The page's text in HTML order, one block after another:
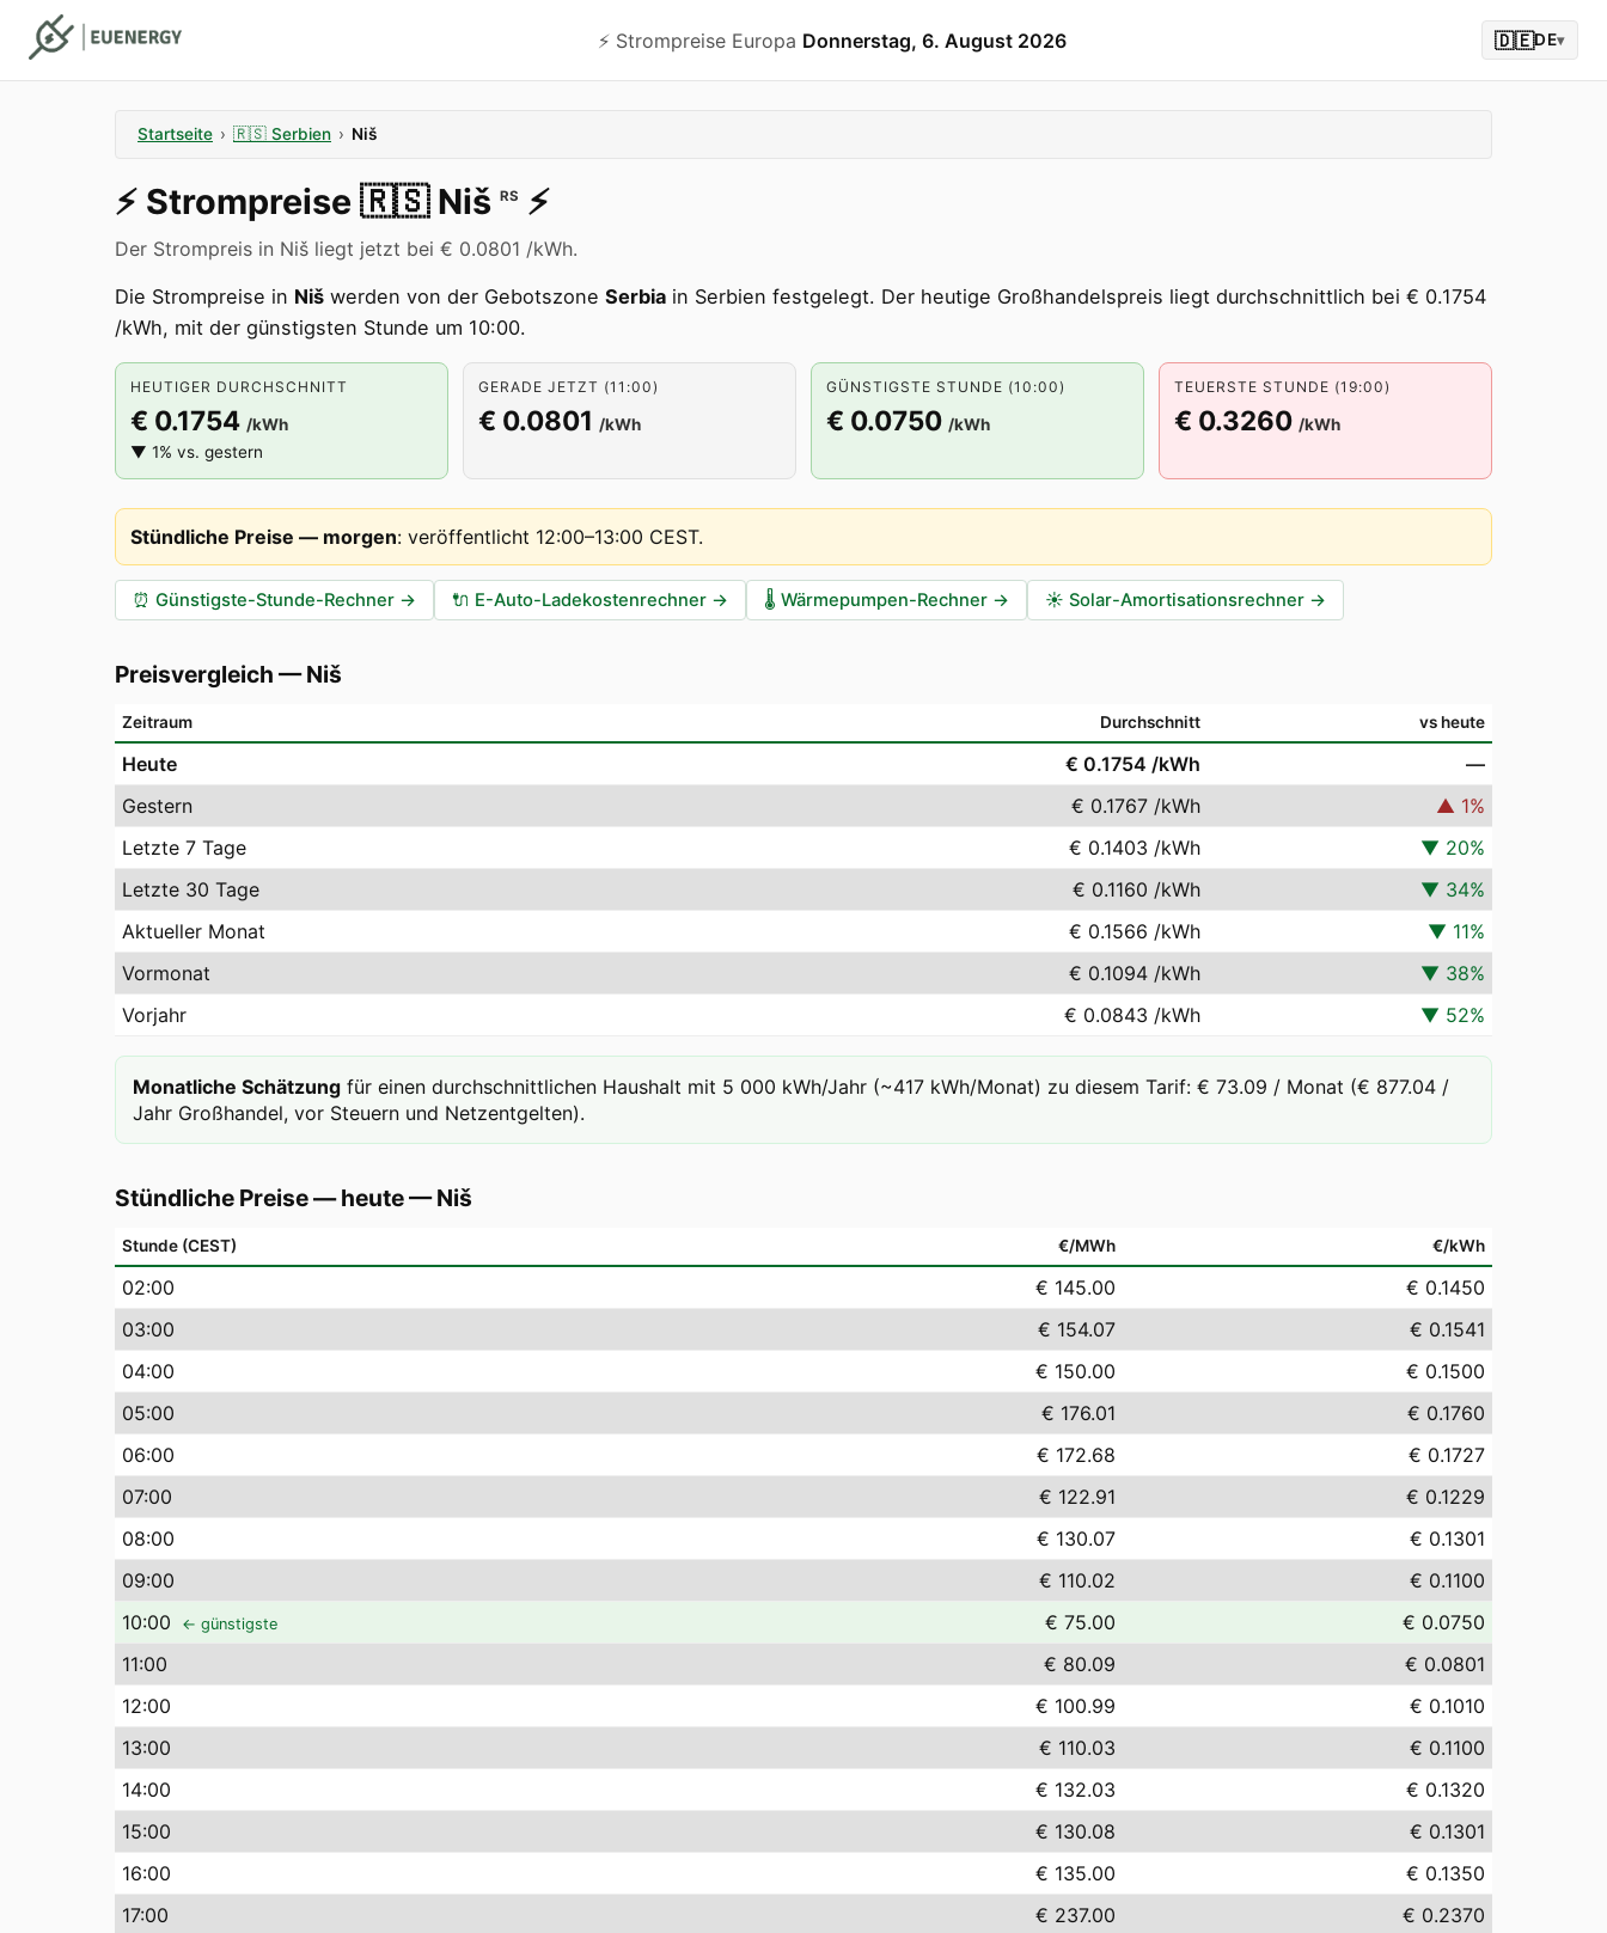
⚡️ Strompreise Europa Donnerstag, 6. August 2026 🇩🇪DE▾
Startseite › 🇷🇸 Serbien › Niš
⚡️ Strompreise 🇷🇸 Niš RS ⚡️
Der Strompreis in Niš liegt jetzt bei € 0.0801 /kWh.
Die Strompreise in Niš werden von der Gebotszone Serbia in Serbien festgelegt. Der heutige Großhandelspreis liegt durchschnittlich bei € 0.1754
/kWh, mit der günstigsten Stunde um 10:00.
HEUTIGER DURCHSCHNITT
€ 0.1754 /kWh
▼ 1% vs. gestern
GERADE JETZT (11:00)
€ 0.0801 /kWh
GÜNSTIGSTE STUNDE (10:00)
€ 0.0750 /kWh
TEUERSTE STUNDE (19:00)
€ 0.3260 /kWh
Stündliche Preise — morgen: veröffentlicht 12:00–13:00 CEST.
⏰ Günstigste-Stunde-Rechner → 🔌 E-Auto-Ladekostenrechner → 🌡️ Wärmepumpen-Rechner → ☀️ Solar-Amortisationsrechner →
Preisvergleich —Niš
Zeitraum Durchschnitt vs heute
Heute € 0.1754 /kWh
—
Gestern
€ 0.1767 /kWh ▲ 1%
Letzte 7 Tage
€ 0.1403 /kWh ▼ 20%
Letzte 30 Tage
€ 0.1160 /kWh ▼ 34%
Aktueller Monat
€ 0.1566 /kWh ▼ 11%
Vormonat
€ 0.1094 /kWh ▼ 38%
Vorjahr
€ 0.0843 /kWh ▼ 52%
Monatliche Schätzung für einen durchschnittlichen Haushalt mit 5 000 kWh/Jahr (~417 kWh/Monat) zu diesem Tarif: € 73.09 / Monat (€ 877.04 /
Jahr Großhandel, vor Steuern und Netzentgelten).
Stündliche Preise — heute—Niš
Stunde (CEST) €/MWh €/kWh
02:00 € 145.00
€ 0.1450
03:00 € 154.07
€ 0.1541
04:00 € 150.00
€ 0.1500
05:00 € 176.01
€ 0.1760
06:00 € 172.68
€ 0.1727
07:00 € 122.91
€ 0.1229
08:00 € 130.07
€ 0.1301
09:00 € 110.02
€ 0.1100
10:00 ← günstigste € 75.00
€ 0.0750
11:00 € 80.09
€ 0.0801
12:00 € 100.99
€ 0.1010
13:00 € 110.03
€ 0.1100
14:00 € 132.03
€ 0.1320
15:00 € 130.08
€ 0.1301
16:00 € 135.00
€ 0.1350
17:00 € 237.00
€ 0.2370